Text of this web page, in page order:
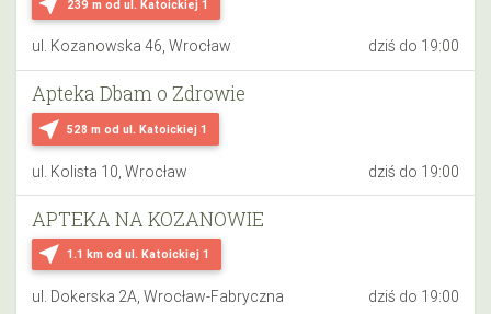
239 m od ul. Katoickiej 1
ul. Kozanowska 46, Wrocław dziś do 19:00
near_me 528 m od ul. Katoickiej 1
Apteka Dbam o Zdrowie
ul. Kolista 10, Wrocław dziś do 19:00
near_me 1.1 km od ul. Katoickiej 1
APTEKA NA KOZANOWIE
ul. Dokerska 2A, Wrocław-Fabryczna dziś do 19:00